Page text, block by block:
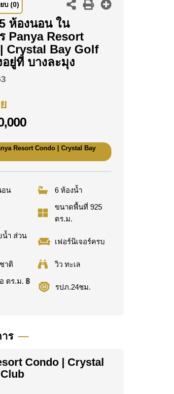
บ (0)
ห้องนอน ใน
Panya Resort
Crystal Bay Golf
ยู่ที่ บางละมุง
Resort Condo | Crystal Bay
อน 6 ห้องน้ำ
ขนาดพื้นที่ 925
ตร.ม.
น้ำ ส่วน
เฟอร์นิเจอร์ครบ
าติ
วิว ทะเล
ตร.ม. ฿
รปภ.24ชม.
ร
Condo | Crystal